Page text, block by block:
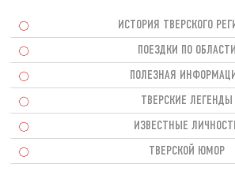
ИСТОРИЯ ТВЕРСКОГО
ПОЕЗДКИ ПО ОБЛАСТИ
ПОЛЕЗНАЯ
ТВЕРСКИЕ ЛЕГЕНДЫ
ИЗВЕСТНЫЕ
ТВЕРСКОЙ ЮМОР